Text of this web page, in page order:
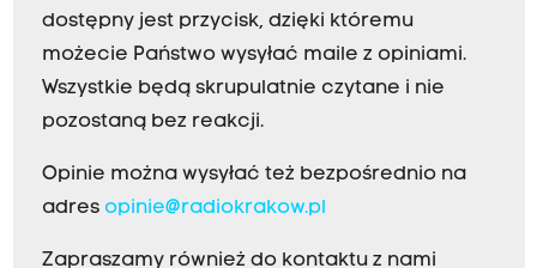
dostępny jest przycisk, dzięki któremu
możecie Państwo wysyłać maile z opiniami.
Wszystkie będą skrupulatnie czytane i nie
pozostaną bez reakcji.
Opinie można wysyłać też bezpośrednio na
adres opinie@radiokrakow.pl
Zapraszamy również do kontaktu z nami